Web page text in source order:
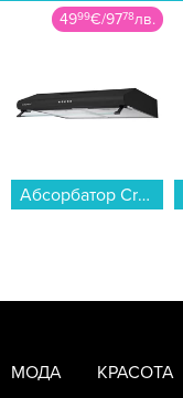
45900€/89773лв.
Хладилник с фризер Liebherr CUe 281-26 , 266 l, E , SmartFrost , Бял...
МОДА КРАСОТА